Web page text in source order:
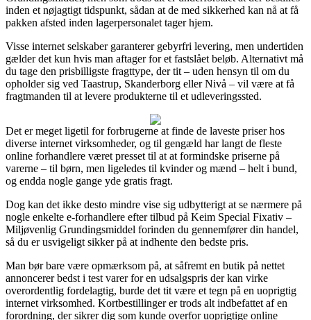
inden et nøjagtigt tidspunkt, sådan at de med sikkerhed kan nå at få
pakken afsted inden lagerpersonalet tager hjem.
Visse internet selskaber garanterer gebyrfri levering, men undertiden
gælder det kun hvis man aftager for et fastslået beløb. Alternativt må
du tage den prisbilligste fragttype, der tit – uden hensyn til om du
opholder sig ved Taastrup, Skanderborg eller Nivå – vil være at få
fragtmanden til at levere produkterne til et udleveringssted.
Det er meget ligetil for forbrugerne at finde de laveste priser hos
diverse internet virksomheder, og til gengæld har langt de fleste
online forhandlere været presset til at at formindske priserne på
varerne – til børn, men ligeledes til kvinder og mænd – helt i bund,
og endda nogle gange yde gratis fragt.
Dog kan det ikke desto mindre vise sig udbytterigt at se nærmere på
nogle enkelte e-forhandlere efter tilbud på Keim Special Fixativ –
Miljøvenlig Grundingsmiddel forinden du gennemfører din handel,
så du er usvigeligt sikker på at indhente den bedste pris.
Man bør bare være opmærksom på, at såfremt en butik på nettet
annoncerer bedst i test varer for en udsalgspris der kan virke
overordentlig fordelagtig, burde det tit være et tegn på en uoprigtig
internet virksomhed. Kortbestillinger er trods alt indbefattet af en
forordning, der sikrer dig som kunde overfor uoprigtige online